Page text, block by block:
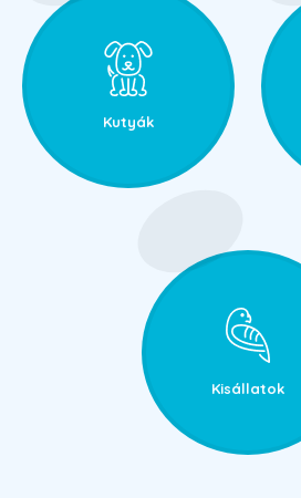
Kutyák
Kisállatok